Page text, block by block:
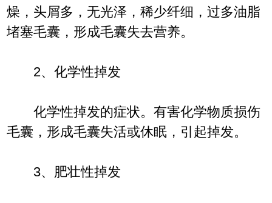
燥，头屑多，无光泽，稀少纤细，过多油脂
堵塞毛囊，形成毛囊失去营养。
2、化学性掉发
化学性掉发的症状。有害化学物质损伤
毛囊，形成毛囊失活或休眠，引起掉发。
3、肥壮性掉发